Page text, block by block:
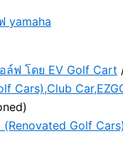
ล์ฟ โดย EV Golf Cart
Cars),Club
Golf